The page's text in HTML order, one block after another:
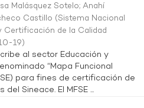
Malásquez Sotelo; Anahí
Castillo (Sistema Nacional
Certificación de la Calidad
19)
al sector Educación y
“Mapa Funcional
para fines de certificación de
Sineace. El MFSE ...